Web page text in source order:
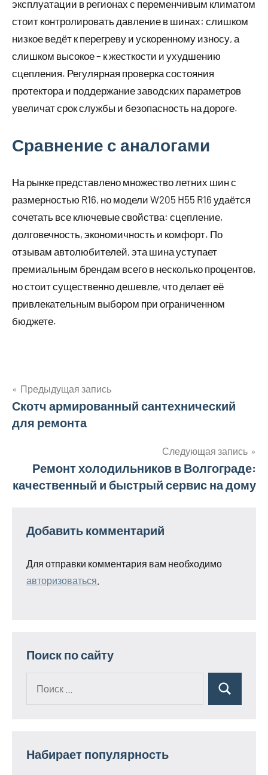
эксплуатации в регионах с переменчивым климатом
стоит контролировать давление в шинах: слишком
низкое ведёт к перегреву и ускоренному износу, а
слишком высокое – к жесткости и ухудшению
сцепления. Регулярная проверка состояния
протектора и поддержание заводских параметров
увеличат срок службы и безопасность на дороге.
Сравнение с аналогами
На рынке представлено множество летних шин с
размерностью R16, но модели W205 H55 R16 удаётся
сочетать все ключевые свойства: сцепление,
долговечность, экономичность и комфорт. По
отзывам автолюбителей, эта шина уступает
премиальным брендам всего в несколько процентов,
но стоит существенно дешевле, что делает её
привлекательным выбором при ограниченном
бюджете.
Навигация
по
Предыдущая запись
Скотч армированный сантехнический
для ремонта
Следующая запись
Ремонт холодильников в Волгограде:
качественный и быстрый сервис на дому
Добавить комментарий
Для отправки комментария вам необходимо
авторизоваться
Поиск по сайту
Поиск
Набирает популярность